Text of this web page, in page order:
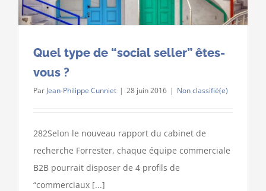
Quel type de “social seller” êtes-
vous ?
Par Jean-Philippe Cunniet | 28 juin 2016 | Non classifié(e)
282Selon le nouveau rapport du cabinet de
recherche Forrester, chaque équipe commerciale
B2B pourrait disposer de 4 profils de
“commerciaux [...]